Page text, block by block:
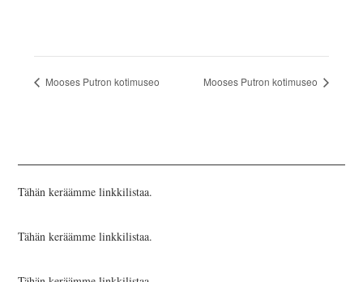
Mooses Putron kotimuseo Mooses Putron kotimuseo
Tähän keräämme linkkilistaa.
Tähän keräämme linkkilistaa.